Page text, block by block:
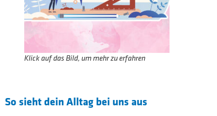
Klick auf das Bild, um mehr zu erfahren
So sieht dein Alltag bei uns aus